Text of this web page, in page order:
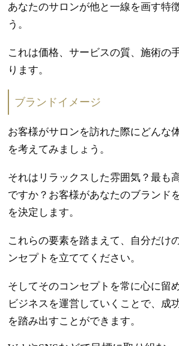
あなたのサロンが他と一線を画す特
う。
これは価格、サービスの質、施術の
ります。
ブランドイメージ
お客様がサロンを訪れた際にどんな
を考えてみましょう。
それはリラックスした雰囲気？最も
ですか？お客様があなたのブランド
を決定します。
これらの要素を踏まえて、自分だけ
ンセプトを立ててください。
そしてそのコンセプトを常に心に留
ビジネスを運営していくことで、成
を踏み出すことができます。